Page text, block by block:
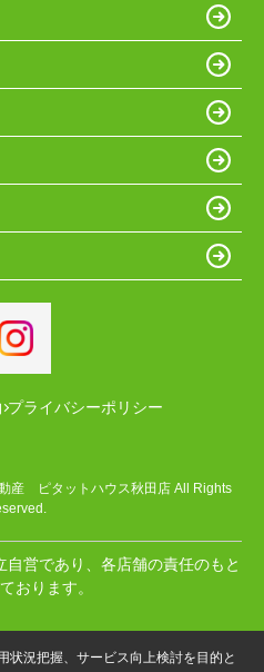
プライバシーポリシー
産 ピタットハウス秋田店 All Rights
営であり、各店舗の責任のもと
おります。
状況把握、サービス向上検討を目的と